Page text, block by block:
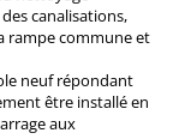
canalisations,
rampe commune et
neuf répondant
être installé en
aux